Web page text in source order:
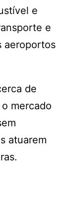
e
e
aeroportos
de
mercado
atuarem